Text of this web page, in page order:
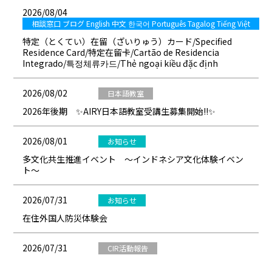
2026/08/04
相談窓口 ブログ English 中文 한국어 Português Tagalog Tiếng Việt
特定（とくてい）在留（ざいりゅう）カード/Specified
Residence Card/特定在留卡/Cartão de Residencia
Integrado/특정체류카드/Thẻ ngoại kiều đặc định
2026/08/02 日本語教室
2026年後期 ✨AIRY日本語教室受講生募集開始!!✨
2026/08/01 お知らせ
多文化共生推進イベント ～インドネシア文化体験イベン
ト～
2026/07/31 お知らせ
在住外国人防災体験会
2026/07/31 CIR活動報告